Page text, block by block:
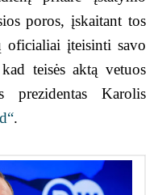
poros, įskaitant tos
oficialiai įteisinti savo
teisės aktą vetuos
prezidentas Karolis
.